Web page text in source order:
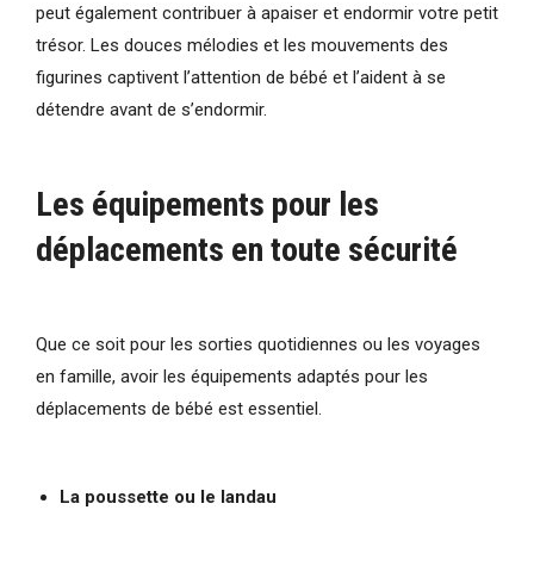
peut également contribuer à apaiser et endormir votre petit
trésor. Les douces mélodies et les mouvements des
figurines captivent l’attention de bébé et l’aident à se
détendre avant de s’endormir.
Les équipements pour les
déplacements en toute sécurité
Que ce soit pour les sorties quotidiennes ou les voyages
en famille, avoir les équipements adaptés pour les
déplacements de bébé est essentiel.
La poussette ou le landau